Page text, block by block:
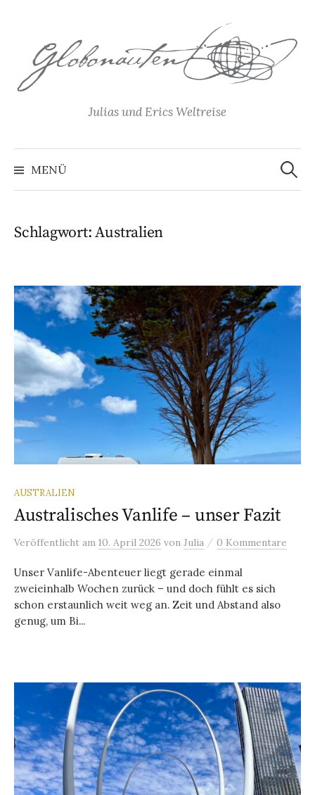
Inhalt
Julias und Erics Weltreise
MENÜ
Suchen
nach:
Schlagwort:Australien
AUSTRALIEN
Australisches Vanlife – unser Fazit
Veröffentlicht am 10. April 2026 von Julia / 0 Kommentare
Unser Vanlife-Abenteuer liegt gerade einmal
zweieinhalb Wochen zurück – und doch fühlt es sich
schon erstaunlich weit weg an. Zeit und Abstand also
genug, um Bi...